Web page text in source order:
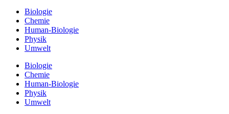
Biologie
Chemie
Human-Biologie
Physik
Umwelt
Biologie
Chemie
Human-Biologie
Physik
Umwelt